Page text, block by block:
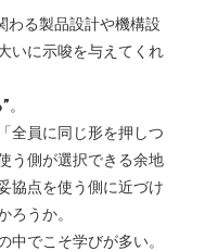
わる製品設計や機構設
いに示唆を与えてくれ
。
全員に同じ形を押しつ
う側が選択できる余地
協点を使う側に近づけ
ろうか。
中でこそ学びが多い。